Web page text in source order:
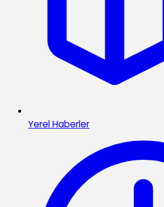
Yerel Haberler